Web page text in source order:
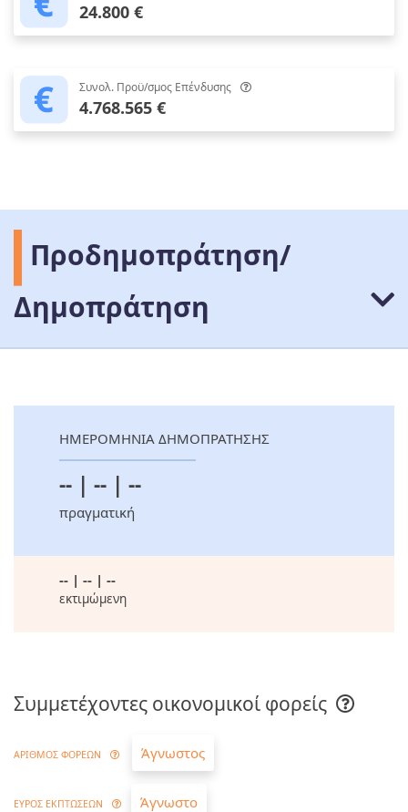
24.800 €
Συνολ. Προϋ/σμος Επένδυσης
4.768.565 €
Προδημοπράτηση/
Δημοπράτηση
ΗΜΕΡΟΜΗΝΙΑ ΔΗΜΟΠΡΑΤΗΣΗΣ
-- | -- | --
πραγματική
-- | -- | --
εκτιμώμενη
Συμμετέχοντες οικονομικοί φορείς
ΑΡΙΘΜΟΣ ΦΟΡΕΩΝ Άγνωστος
ΕΥΡΟΣ ΕΚΠΤΩΣΕΩΝ Άγνωστο